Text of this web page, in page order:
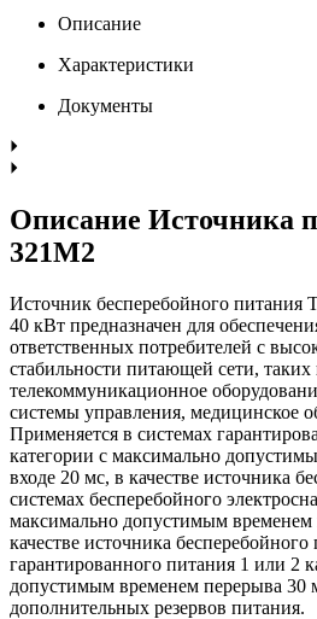
Описание
Характеристики
Документы
Описание Источника
321M2
Источник бесперебойного питания
40 кВт предназначен для
ответственных потребителей с
стабильности питающей сети, таких
телекоммуникационное
системы управления, медицинское
Применяется в системах
категории с максимально
входе 20 мс, в качестве источника
системах бесперебойного
максимально допустимым временем
качестве источника
гарантированного питания 1 или 2
допустимым временем перерыва 30
дополнительных резервов питания.